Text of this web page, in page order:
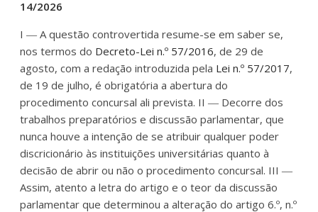
14/2026
I ― A questão controvertida resume-se em saber se,
nos termos do Decreto-Lei n.º 57/2016, de 29 de
agosto, com a redação introduzida pela Lei n.º 57/2017,
de 19 de julho, é obrigatória a abertura do
procedimento concursal ali prevista. II ― Decorre dos
trabalhos preparatórios e discussão parlamentar, que
nunca houve a intenção de se atribuir qualquer poder
discricionário às instituições universitárias quanto à
decisão de abrir ou não o procedimento concursal. III ―
Assim, atento a letra do artigo e o teor da discussão
parlamentar que determinou a alteração do artigo 6.º, n.º